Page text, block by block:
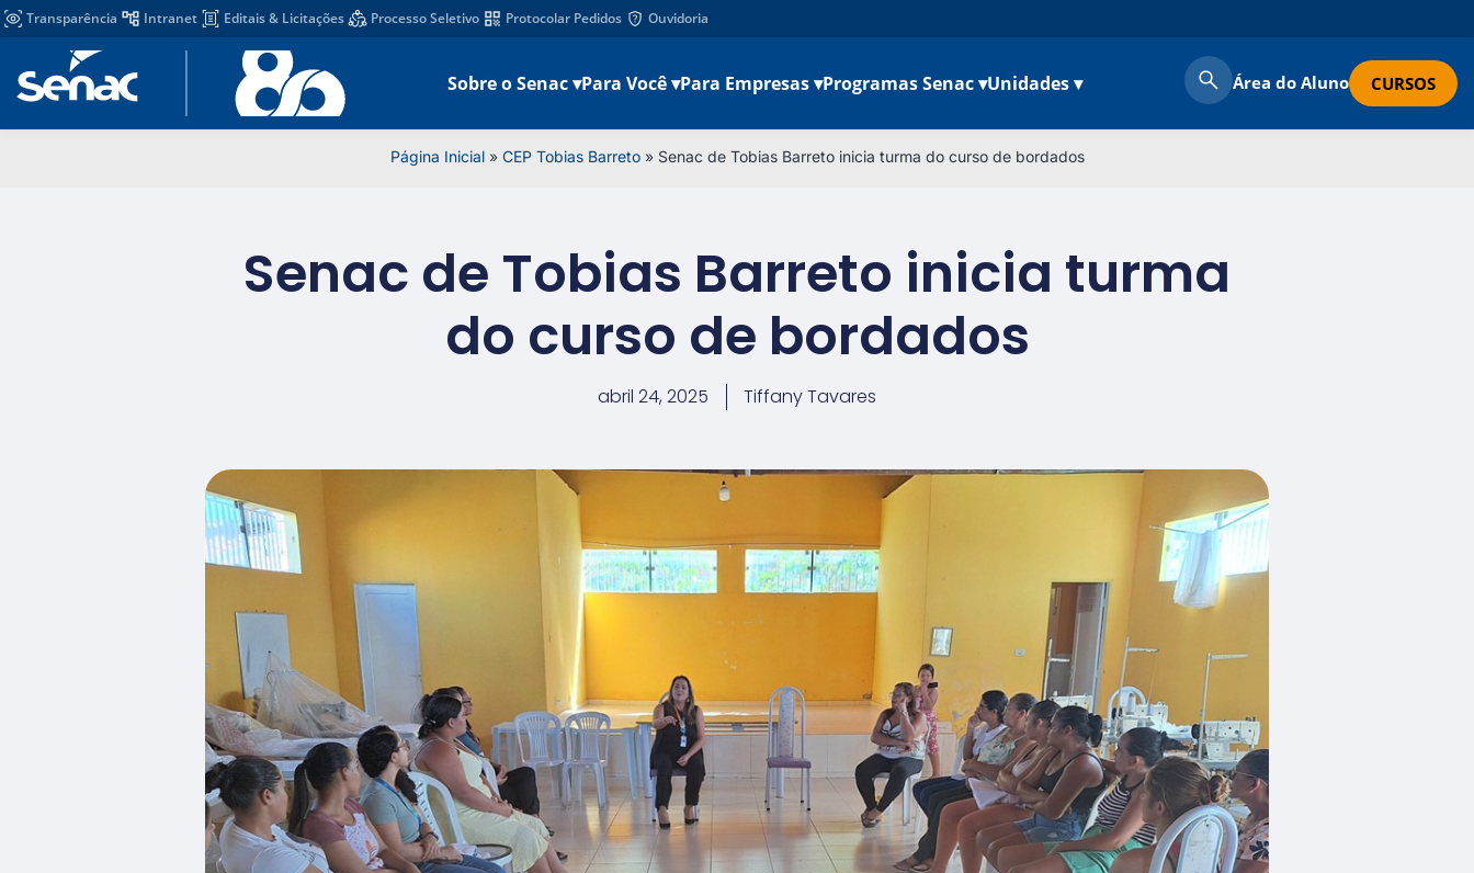
Transparência Intranet Editais & Licitações Processo Seletivo Protocolar Pedidos Ouvidoria
Sobre o Senac ▾Para Você ▾Para Empresas ▾Programas Senac ▾Unidades ▾ Área do Aluno CURSOS
Página Inicial» CEP Tobias Barreto» Senac de Tobias Barreto inicia turma do curso de bordados
Senac de Tobias Barreto inicia turma
do curso de bordados
abril 24, 2025 Tiffany Tavares